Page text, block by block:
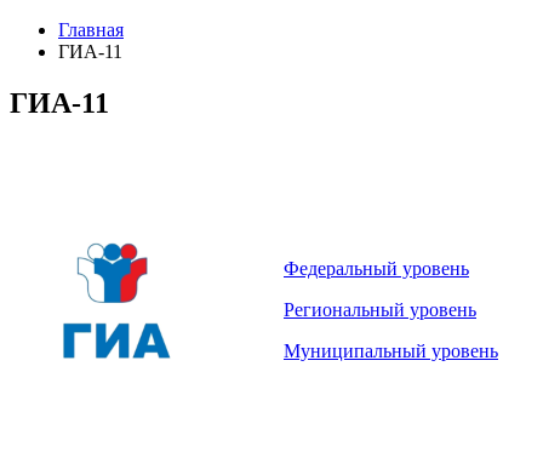
Главная
ГИА-11
ГИА-11
Федеральный уровень
Региональный уровень
Муниципальный уровень